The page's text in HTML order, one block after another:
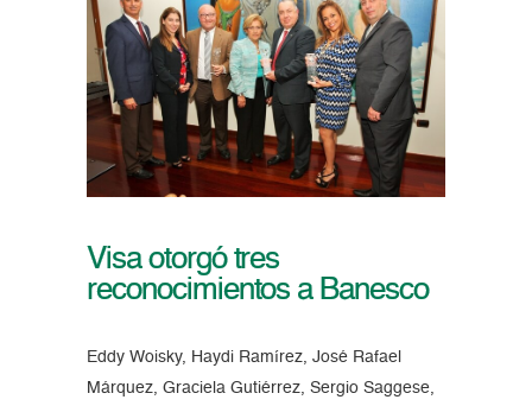
Visa otorgó tres
reconocimientos a Banesco
Eddy Woisky, Haydi Ramírez, José Rafael
Márquez, Graciela Gutiérrez, Sergio Saggese,